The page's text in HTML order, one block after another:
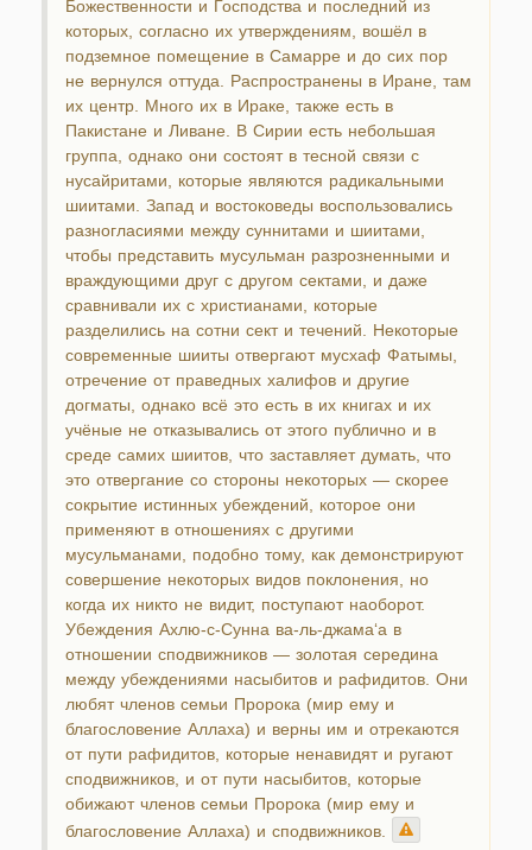
Божественности и Господства и последний из
которых, согласно их утверждениям, вошёл в
подземное помещение в Самарре и до сих пор
не вернулся оттуда. Распространены в Иране, там
их центр. Много их в Ираке, также есть в
Пакистане и Ливане. В Сирии есть небольшая
группа, однако они состоят в тесной связи с
нусайритами, которые являются радикальными
шиитами. Запад и востоковеды воспользовались
разногласиями между суннитами и шиитами,
чтобы представить мусульман разрозненными и
враждующими друг с другом сектами, и даже
сравнивали их с христианами, которые
разделились на сотни сект и течений. Некоторые
современные шииты отвергают мусхаф Фатымы,
отречение от праведных халифов и другие
догматы, однако всё это есть в их книгах и их
учёные не отказывались от этого публично и в
среде самих шиитов, что заставляет думать, что
это отвергание со стороны некоторых — скорее
сокрытие истинных убеждений, которое они
применяют в отношениях с другими
мусульманами, подобно тому, как демонстрируют
совершение некоторых видов поклонения, но
когда их никто не видит, поступают наоборот.
Убеждения Ахлю-с-Сунна ва-ль-джама‘а в
отношении сподвижников — золотая середина
между убеждениями насыбитов и рафидитов. Они
любят членов семьи Пророка (мир ему и
благословение Аллаха) и верны им и отрекаются
от пути рафидитов, которые ненавидят и ругают
сподвижников, и от пути насыбитов, которые
обижают членов семьи Пророка (мир ему и
благословение Аллаха) и сподвижников.